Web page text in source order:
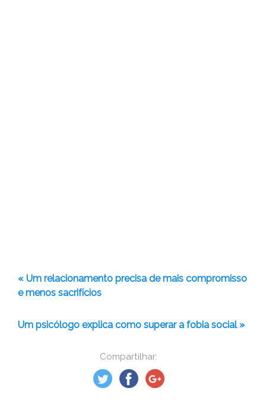
Compartilhar:
« Um relacionamento precisa de mais compromisso
e menos sacrifícios
Um psicólogo explica como superar a fobia social »